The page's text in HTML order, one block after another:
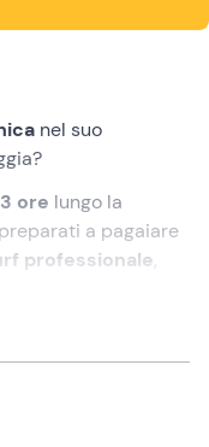
nel suo
ore lungo la
a pagaiare
professionale,
di Figaroloe